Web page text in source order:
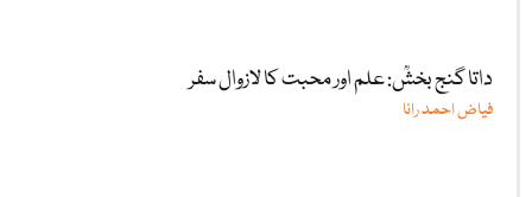
داتا گنج بخشؒ: علم اور محبت کا لازوال سفر
فیاض احمد رانا